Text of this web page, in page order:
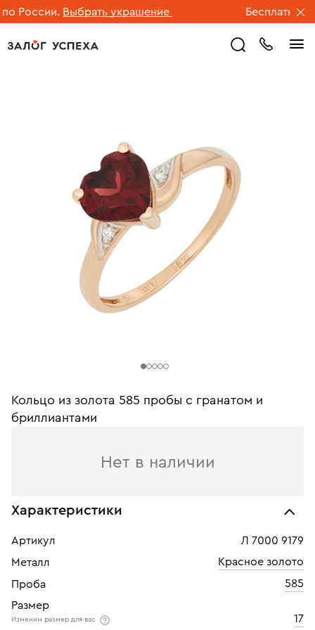
России. Выбрать украшение Бесплатная
Кольцо из золота 585 пробы с гранатом и
бриллиантами
Нет в наличии
Характеристики
Артикул
Л 7000 9179
Металл
Красное золото
Проба
585
Размер
Изменим размер для вас
17